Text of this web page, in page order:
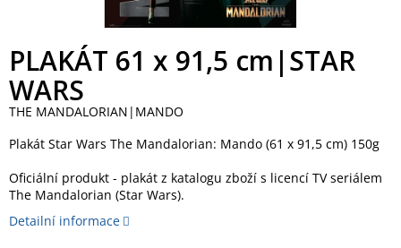
PLAKÁT 61 x 91,5 cm|STAR
WARS
THE MANDALORIAN|MANDO
Plakát Star Wars The Mandalorian: Mando (61 x 91,5 cm) 150g
Oficiální produkt - plakát z katalogu zboží s licencí TV seriálem
The Mandalorian (Star Wars).
Detailní informace